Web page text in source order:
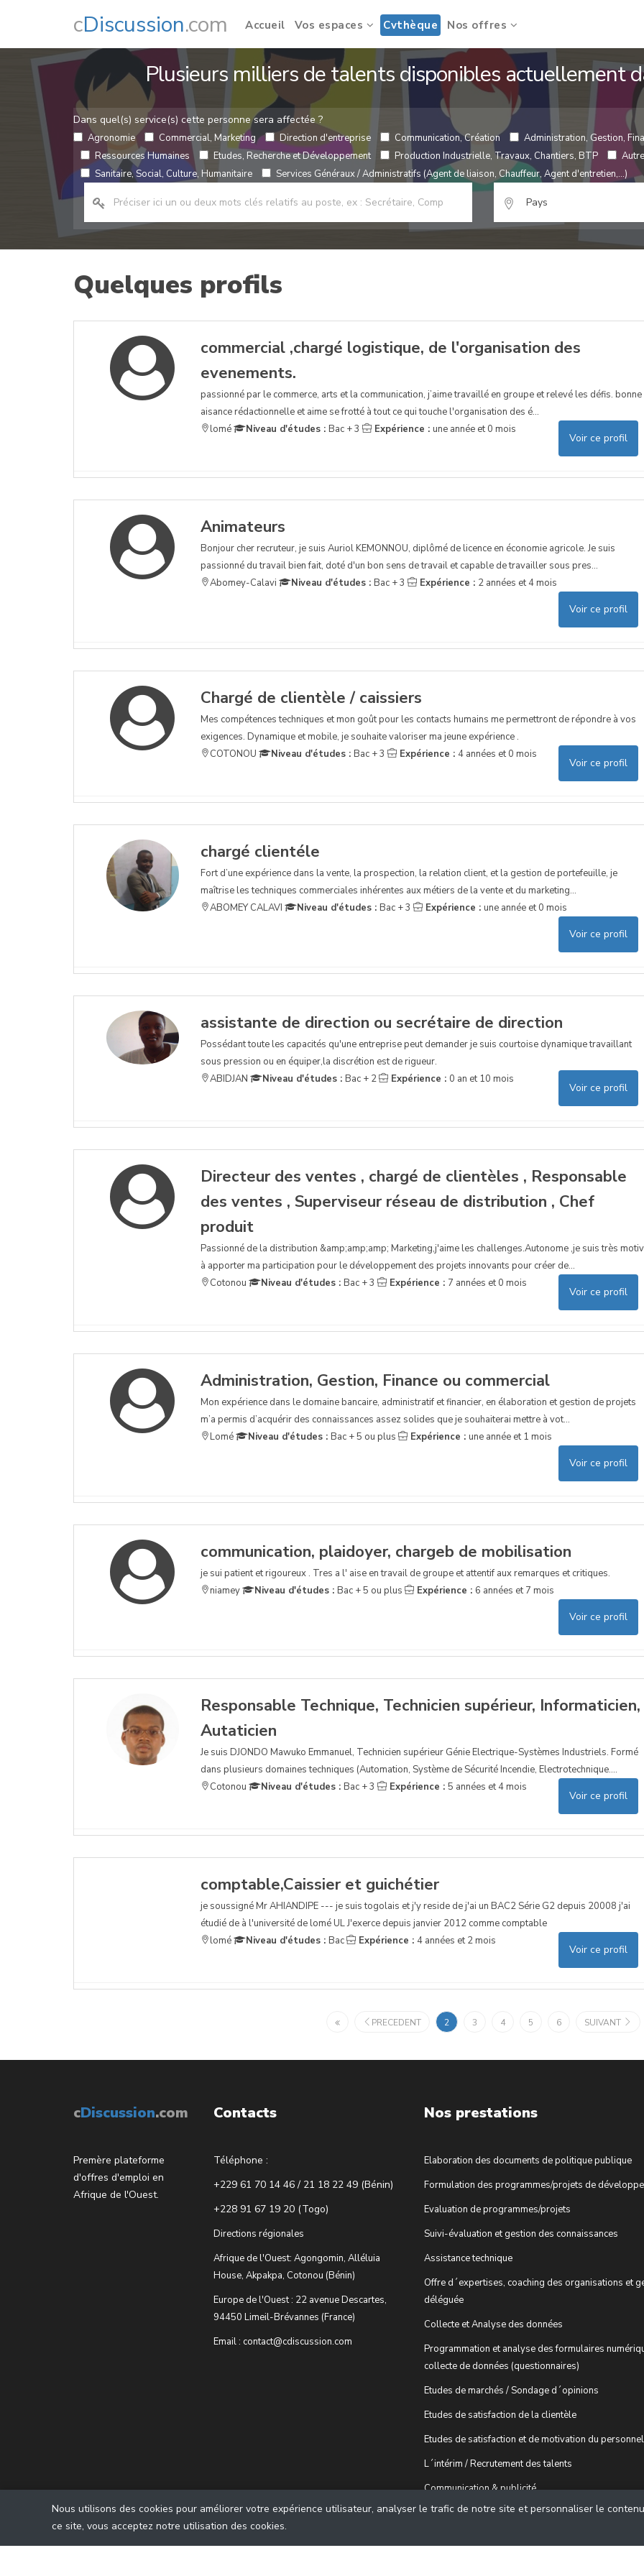
cDiscussion.com Accueil Vos espaces Cvthèque Nos offres
Plusieurs milliers de talents disponibles actuellement
Dans quel(s) service(s) cette personne sera affectée ?
Agronomie Commercial, Marketing Direction d'entreprise Communication, Création
Administration, Gestion,
Ressources Humaines
Etudes, Recherche et Développement Production Industrielle, Travaux, Chantiers, BTP
Sanitaire, Social, Culture, Humanitaire
Services Généraux / Administratifs (Agent de liaison, Chauffeur, Agent d'entretien,...)
Quelques profils
commercial ,chargé logistique, de l'organisation des
evenements.
passionné par le commerce, arts et la communication, j’aime travaillé en groupe et relevé les défis. bonne
aisance rédactionnelle et aime se frotté à tout ce qui touche l'organisation des é...
lomé
Niveau d'études : Bac + 3 Expérience : une année et 0 mois
Voir ce profil
Animateurs
Bonjour cher recruteur, je suis Auriol KEMONNOU, diplômé de licence en économie agricole. Je suis
passionné du travail bien fait, doté d'un bon sens de travail et capable de travailler sous pres...
Abomey-Calavi
Niveau d'études : Bac + 3 Expérience : 2 années et 4 mois
Voir ce profil
Chargé de clientèle / caissiers
Mes compétences techniques et mon goût pour les contacts humains me permettront de répondre à vos
exigences. Dynamique et mobile, je souhaite valoriser ma jeune expérience .
COTONOU
Niveau d'études : Bac + 3 Expérience : 4 années et 0 mois
Voir ce profil
chargé clientéle
Fort d’une expérience dans la vente, la prospection, la relation client, et la gestion de portefeuille, je
maîtrise les techniques commerciales inhérentes aux métiers de la vente et du marketing...
ABOMEY CALAVI
Niveau d'études : Bac + 3 Expérience : une année et 0 mois
Voir ce profil
assistante de direction ou secrétaire de direction
Possédant toute les capacités qu'une entreprise peut demander je suis courtoise dynamique travaillant
sous pression ou en équiper,la discrétion est de rigueur.
ABIDJAN
Niveau d'études : Bac + 2 Expérience : 0 an et 10 mois
Voir ce profil
Directeur des ventes , chargé de clientèles , Responsable
des ventes , Superviseur réseau de distribution , Chef
produit
Passionné de la distribution &amp;amp;amp; Marketing,j'aime les challenges.Autonome ,je suis très
à apporter ma participation pour le développement des projets innovants pour créer de...
Cotonou
Niveau d'études : Bac + 3 Expérience : 7 années et 0 mois
Voir ce profil
Administration, Gestion, Finance ou commercial
Mon expérience dans le domaine bancaire, administratif et financier, en élaboration et gestion de projets
m’a permis d’acquérir des connaissances assez solides que je souhaiterai mettre à vot...
Lomé
Niveau d'études : Bac + 5 ou plus Expérience : une année et 1 mois
Voir ce profil
communication, plaidoyer, chargeb de mobilisation
je sui patient et rigoureux . Tres a l' aise en travail de groupe et attentif aux remarques et critiques.
niamey
Niveau d'études : Bac + 5 ou plus Expérience : 6 années et 7 mois
Voir ce profil
Responsable Technique, Technicien supérieur, Informaticien,
Autaticien
Je suis DJONDO Mawuko Emmanuel, Technicien supérieur Génie Electrique-Systèmes Industriels. Formé
dans plusieurs domaines techniques (Automation, Système de Sécurité Incendie, Electrotechnique....
Cotonou
Niveau d'études : Bac + 3 Expérience : 5 années et 4 mois
Voir ce profil
comptable,Caissier et guichétier
je soussigné Mr AHIANDIPE --- je suis togolais et j'y reside de j'ai un BAC2 Série G2 depuis 20008 j'ai
étudié de à l'université de lomé UL J'exerce depuis janvier 2012 comme comptable
lomé
Niveau d'études : Bac Expérience : 4 années et 2 mois
Voir ce profil
PRECEDENT 2 3 4 5 6 SUIVANT
cDiscussion.com
Premère plateforme
d'offres d'emploi en
Afrique de l'Ouest.
Contacts
Téléphone :
+229 61 70 14 46 / 21 18 22 49 (Bénin)
+228 91 67 19 20 (Togo)
Directions régionales
Afrique de l'Ouest: Agongomin, Alléluia
House, Akpakpa, Cotonou (Bénin)
Europe de l'Ouest : 22 avenue Descartes,
94450 Limeil-Brévannes (France)
Email : contact@cdiscussion.com
Nos prestations
Elaboration des documents de politique publique
Formulation des programmes/projets de
Evaluation de programmes/projets
Suivi-évaluation et gestion des connaissances
Assistance technique
Offre d´expertises, coaching des organisations et
déléguée
Collecte et Analyse des données
Programmation et analyse des formulaires
collecte de données (questionnaires)
Etudes de marchés / Sondage d´opinions
Etudes de satisfaction de la clientèle
Etudes de satisfaction et de motivation du personnel
L´intérim / Recrutement des talents
Communication & publicité
Nous utilisons des cookies pour améliorer votre expérience utilisateur, analyser le trafic de notre site et personnaliser le
ce site, vous acceptez notre utilisation des cookies.